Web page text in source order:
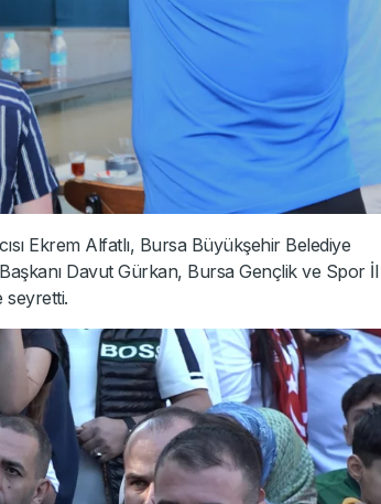
Ekrem Alfatlı, Bursa Büyükşehir Belediye
Davut Gürkan, Bursa Gençlik ve Spor İl
seyretti.